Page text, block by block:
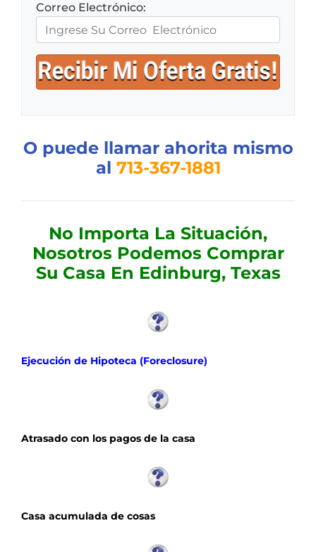
Correo Electrónico:
O puede llamar ahorita mismo
al 713-367-1881
No Importa La Situación,
Nosotros Podemos Comprar
Su Casa En Edinburg, Texas
Ejecución de Hipoteca (Foreclosure)
Atrasado con los pagos de la casa
Casa acumulada de cosas